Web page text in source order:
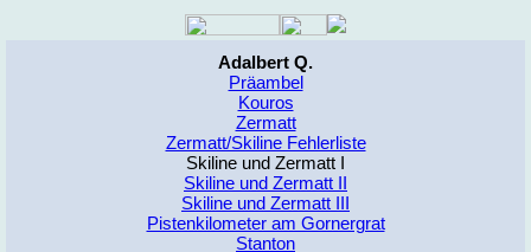
Adalbert Q.
Präambel
Kouros
Zermatt
Zermatt/Skiline Fehlerliste
Skiline und Zermatt I
Skiline und Zermatt II
Skiline und Zermatt III
Pistenkilometer am Gornergrat
Stanton